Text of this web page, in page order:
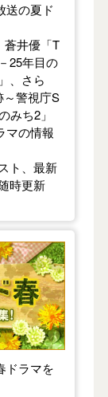
送の夏ド
蒼井優「T
25年目の
、さら
～警視庁S
みち2」
マの情報
ト、最新
時更新
ドラマを